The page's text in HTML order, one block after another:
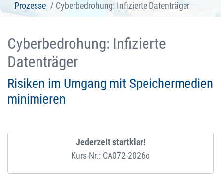
Prozesse
Cyberbedrohung: Infizierte Datenträger
Cyberbedrohung: Infizierte
Datenträger
Risiken im Umgang mit Speichermedien
minimieren
Jederzeit startklar!
Kurs-Nr.: CA072-2026o